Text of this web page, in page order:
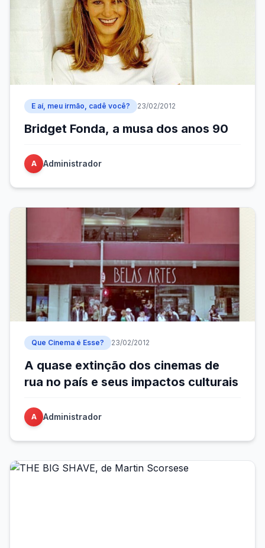
E aí, meu irmão, cadê você? 23/02/2012
Bridget Fonda, a musa dos anos 90
A Administrador
Que Cinema é Esse? 23/02/2012
A quase extinção dos cinemas de
rua no país e seus impactos culturais
A Administrador